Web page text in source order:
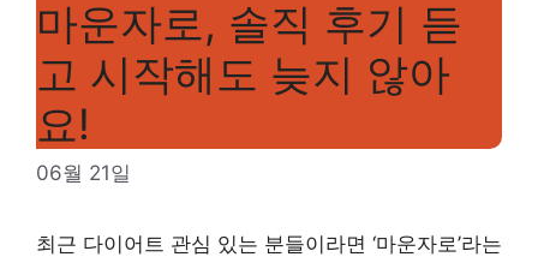
마운자로, 솔직 후기 듣
고 시작해도 늦지 않아
요!
06월 21일
최근 다이어트 관심 있는 분들이라면 ‘마운자로’라는